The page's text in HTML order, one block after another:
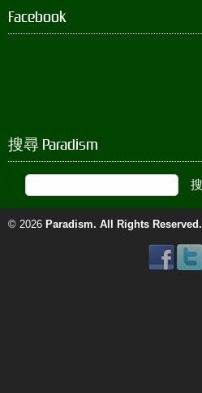
Facebook
搜尋 Paradism
© 2026 Paradism. All Rights Reserved.